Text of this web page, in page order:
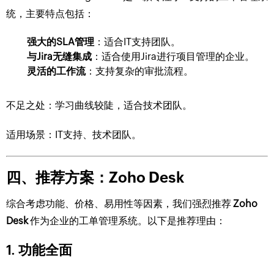
统，主要特点包括：
强大的SLA管理 ：适合IT支持团队。
与Jira无缝集成 ：适合使用Jira进行项目管理的企业。
灵活的工作流：支持复杂的审批流程。
不足之处：学习曲线较陡，适合技术团队。
适用场景：IT支持、技术团队。
四、推荐方案：Zoho Desk
综合考虑功能、价格、易用性等因素，我们强烈推荐Zoho
Desk作为企业的工单管理系统。以下是推荐理由：
1. 功能全面